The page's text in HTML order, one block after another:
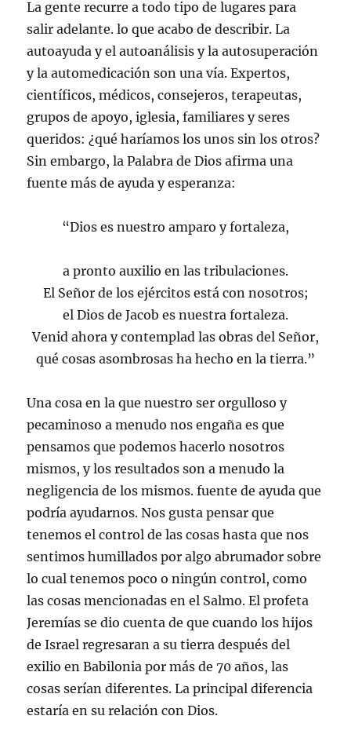
La gente recurre a todo tipo de lugares para
salir adelante. lo que acabo de describir. La
autoayuda y el autoanálisis y la autosuperación
y la automedicación son una vía. Expertos,
científicos, médicos, consejeros, terapeutas,
grupos de apoyo, iglesia, familiares y seres
queridos: ¿qué haríamos los unos sin los otros?
Sin embargo, la Palabra de Dios afirma una
fuente más de ayuda y esperanza:
“Dios es nuestro amparo y fortaleza,
a pronto auxilio en las tribulaciones.
El Señor de los ejércitos está con nosotros;
el Dios de Jacob es nuestra fortaleza.
Venid ahora y contemplad las obras del Señor,
qué cosas asombrosas ha hecho en la tierra.”
Una cosa en la que nuestro ser orgulloso y
pecaminoso a menudo nos engaña es que
pensamos que podemos hacerlo nosotros
mismos, y los resultados son a menudo la
negligencia de los mismos. fuente de ayuda que
podría ayudarnos. Nos gusta pensar que
tenemos el control de las cosas hasta que nos
sentimos humillados por algo abrumador sobre
lo cual tenemos poco o ningún control, como
las cosas mencionadas en el Salmo. El profeta
Jeremías se dio cuenta de que cuando los hijos
de Israel regresaran a su tierra después del
exilio en Babilonia por más de 70 años, las
cosas serían diferentes. La principal diferencia
estaría en su relación con Dios.